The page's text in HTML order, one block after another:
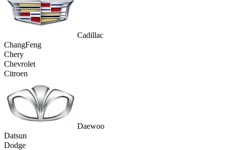
Cadillac
ChangFeng
Chery
Chevrolet
Citroen
Daewoo
Datsun
Dodge